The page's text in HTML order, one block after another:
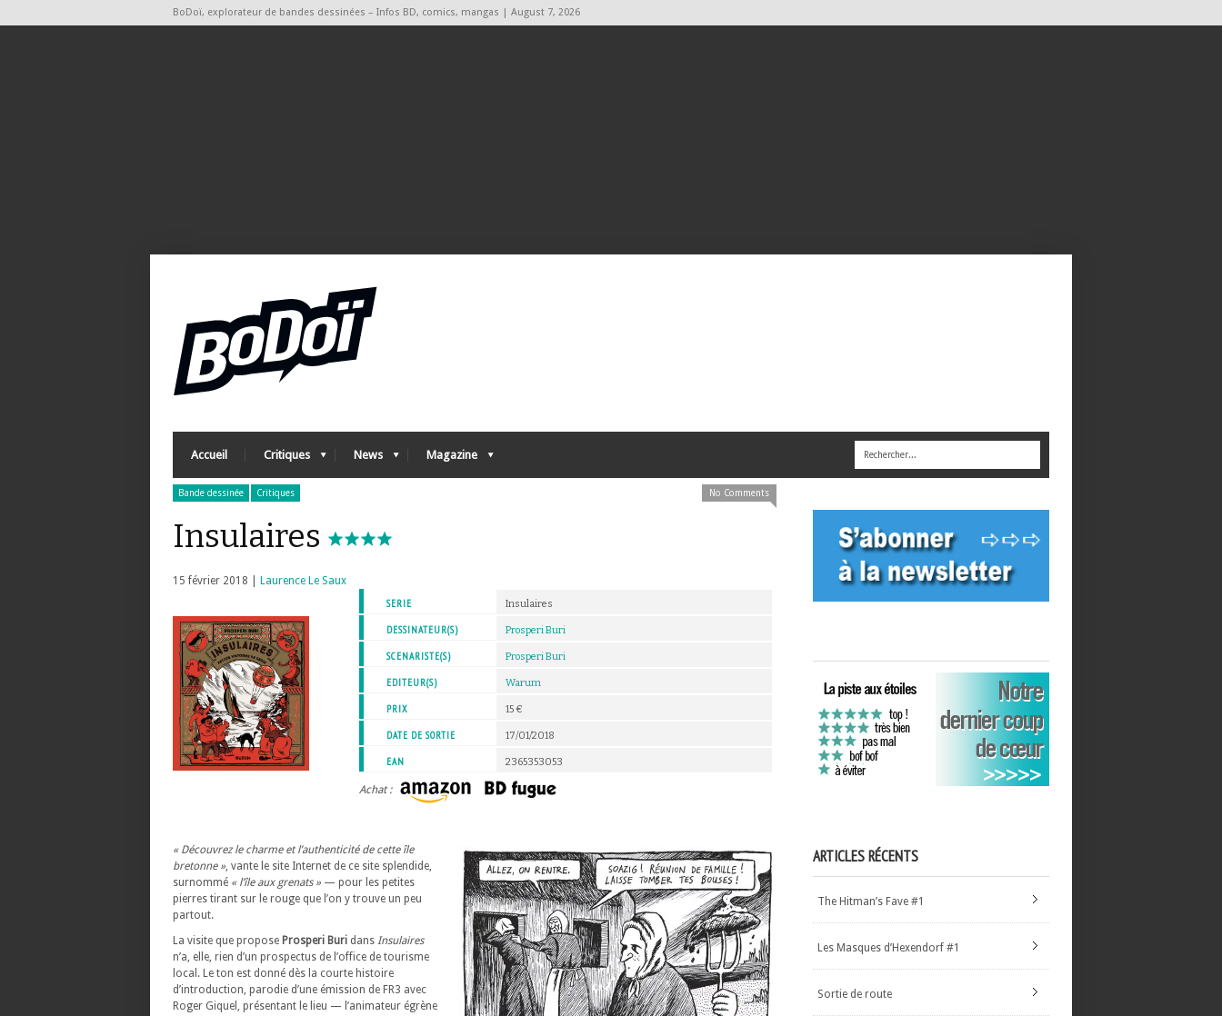
BoDoï, explorateur de bandes dessinées – Infos BD, comics, mangas | August 7, 2026
Accueil Critiques News Magazine
Bande dessinée Critiques No Comments
Insulaires
15 février 2018 |
Laurence Le Saux
SERIE
Insulaires
DESSINATEUR(S) Prosperi Buri
SCENARISTE(S) Prosperi Buri
EDITEUR(S) Warum
PRIX 15 €
DATE DE SORTIE 17/01/2018
EAN 2365353053
Achat :
« Découvrez le charme et l’authenticité de cette île
bretonne », vante le site Internet de ce site splendide,
surnommé « l’île aux grenats » — pour les petites
pierres tirant sur le rouge que l’on y trouve un peu
partout.
La visite que propose Prosperi Buri dans Insulaires
n’a, elle, rien d’un prospectus de l’office de tourisme
local. Le ton est donné dès la courte histoire
d’introduction, parodie d’une émission de FR3 avec
Roger Giquel, présentant le lieu — l’animateur égrène
ARTICLES RÉCENTS
The Hitman’s Fave #1
Les Masques d’Hexendorf #1
Sortie de route